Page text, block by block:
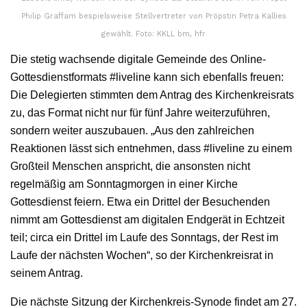
Philip Graffam bespielsweise Stellvertreter von Pröpstin Petra Kallies
gewählt. Foto: KKLL bm, hfr
Die stetig wachsende digitale Gemeinde des Online-
Gottesdienstformats #liveline kann sich ebenfalls freuen:
Die Delegierten stimmten dem Antrag des Kirchenkreisrats
zu, das Format nicht nur für fünf Jahre weiterzuführen,
sondern weiter auszubauen. „Aus den zahlreichen
Reaktionen lässt sich entnehmen, dass #liveline zu einem
Großteil Menschen anspricht, die ansonsten nicht
regelmäßig am Sonntagmorgen in einer Kirche
Gottesdienst feiern. Etwa ein Drittel der Besuchenden
nimmt am Gottesdienst am digitalen Endgerät in Echtzeit
teil; circa ein Drittel im Laufe des Sonntags, der Rest im
Laufe der nächsten Wochen“, so der Kirchenkreisrat in
seinem Antrag.
Die nächste Sitzung der Kirchenkreis-Synode findet am 27.